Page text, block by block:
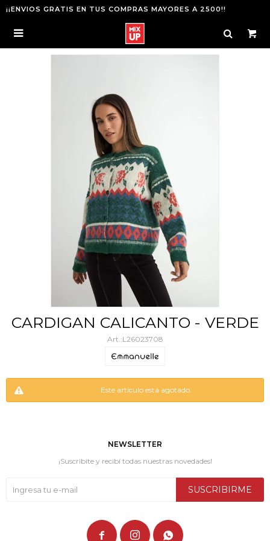
¡¡ENVIOS GRATIS EN TUS COMPRAS MAYORES A 2500!!

CARDIGAN CALICANTO - VERDE
L26023708
Este artículo está agotado.
NEWSLETTER
¡Suscribite y recibí todas nuestras novedades!
SUSCRIBIRME
  